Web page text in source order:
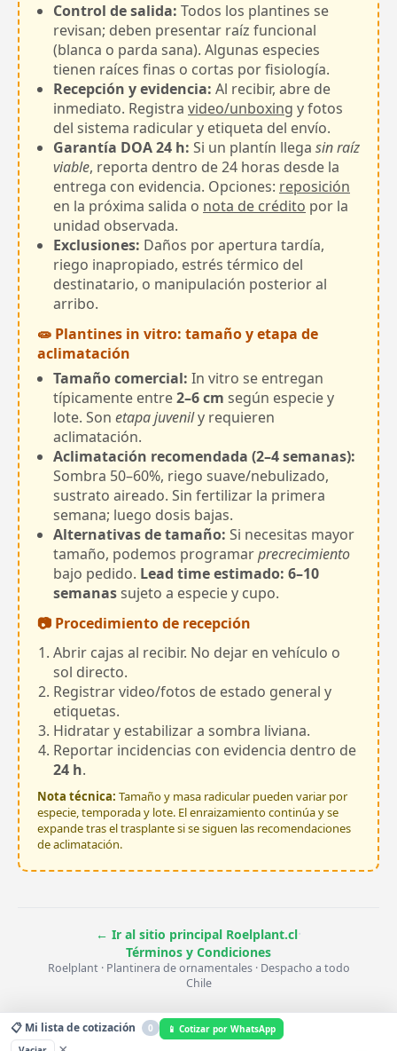
Control de salida: Todos los plantines se
revisan; deben presentar raíz funcional
(blanca o parda sana). Algunas especies
tienen raíces finas o cortas por fisiología.
Recepción y evidencia: Al recibir, abre de
inmediato. Registra video/unboxing y fotos
del sistema radicular y etiqueta del envío.
Garantía DOA 24 h: Si un plantín llega sin raíz
viable, reporta dentro de 24 horas desde la
entrega con evidencia. Opciones: reposición
en la próxima salida o nota de crédito por la
unidad observada.
Exclusiones: Daños por apertura tardía,
riego inapropiado, estrés térmico del
destinatario, o manipulación posterior al
arribo.
🧫 Plantines in vitro: tamaño y etapa de
aclimatación
Tamaño comercial: In vitro se entregan
típicamente entre2–6 cm según especie y
lote. Son etapa juvenily requieren
aclimatación.
Aclimatación recomendada (2–4 semanas):
Sombra 50–60%, riego suave/nebulizado,
sustrato aireado. Sin fertilizar la primera
semana; luego dosis bajas.
Alternativas de tamaño: Si necesitas mayor
tamaño, podemos programarprecrecimiento
bajo pedido. Lead time estimado: 6–10
semanassujeto a especie y cupo.
📷 Procedimiento de recepción
Abrir cajas al recibir. No dejar en vehículo o
sol directo.
Registrar video/fotos de estado general y
etiquetas.
Hidratar y estabilizar a sombra liviana.
Reportar incidencias con evidencia dentro de
24 h.
Nota técnica: Tamaño y masa radicular pueden variar por
especie, temporada y lote. El enraizamiento continúa y se
expande tras el trasplante si se siguen las recomendaciones
de aclimatación.
← Ir al sitio principal Roelplant.cl·
Términos y Condiciones
Roelplant · Plantinera de ornamentales · Despacho a todo
Chile
📋 Mi lista de cotización 0
📱 Cotizar por WhatsApp